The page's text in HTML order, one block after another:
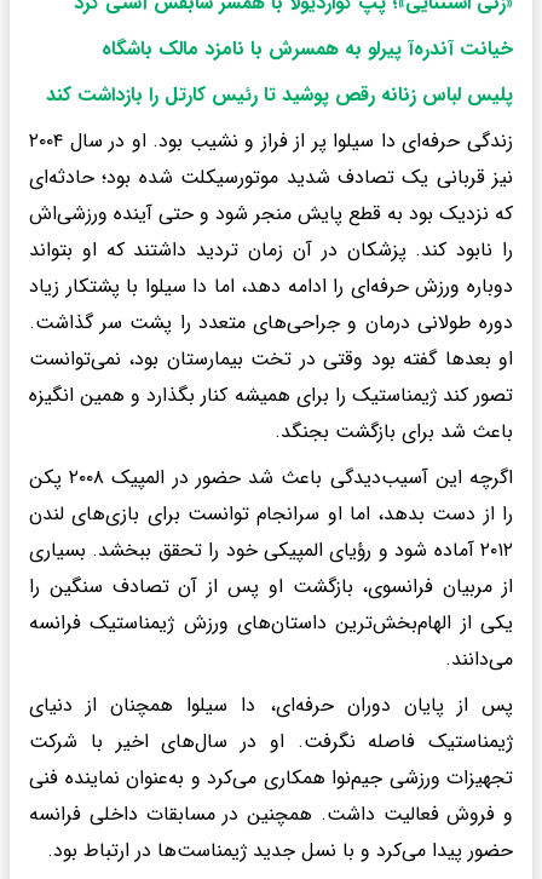
خیانت آندره‌آ پیرلو به همسرش با نامزد مالک باشگاه
پلیس لباس زنانه رقص پوشید تا رئیس کارتل را بازداشت کند
زندگی حرفه‌ای دا سیلوا پر از فراز و نشیب بود. او در سال ۲۰۰۴
نیز قربانی یک تصادف شدید موتورسیکلت شده بود؛ حادثه‌ای
که نزدیک بود به قطع پایش منجر شود و حتی آینده ورزشی‌اش
را نابود کند. پزشکان در آن زمان تردید داشتند که او بتواند
دوباره ورزش حرفه‌ای را ادامه دهد، اما دا سیلوا با پشتکار زیاد
دوره طولانی درمان و جراحی‌های متعدد را پشت سر گذاشت.
او بعدها گفته بود وقتی در تخت بیمارستان بود، نمی‌توانست
تصور کند ژیمناستیک را برای همیشه کنار بگذارد و همین انگیزه
باعث شد برای بازگشت بجنگد.
اگرچه این آسیب‌دیدگی باعث شد حضور در المپیک ۲۰۰۸ پکن
را از دست بدهد، اما او سرانجام توانست برای بازی‌های لندن
۲۰۱۲ آماده شود و رؤیای المپیکی خود را تحقق ببخشد. بسیاری
از مربیان فرانسوی، بازگشت او پس از آن تصادف سنگین را
یکی از الهام‌بخش‌ترین داستان‌های ورزش ژیمناستیک فرانسه
می‌دانند.
پس از پایان دوران حرفه‌ای، دا سیلوا همچنان از دنیای
ژیمناستیک فاصله نگرفت. او در سال‌های اخیر با شرکت
تجهیزات ورزشی جیم‌نوا همکاری می‌کرد و به‌عنوان نماینده فنی
و فروش فعالیت داشت. همچنین در مسابقات داخلی فرانسه
حضور پیدا می‌کرد و با نسل جدید ژیمناست‌ها در ارتباط بود.